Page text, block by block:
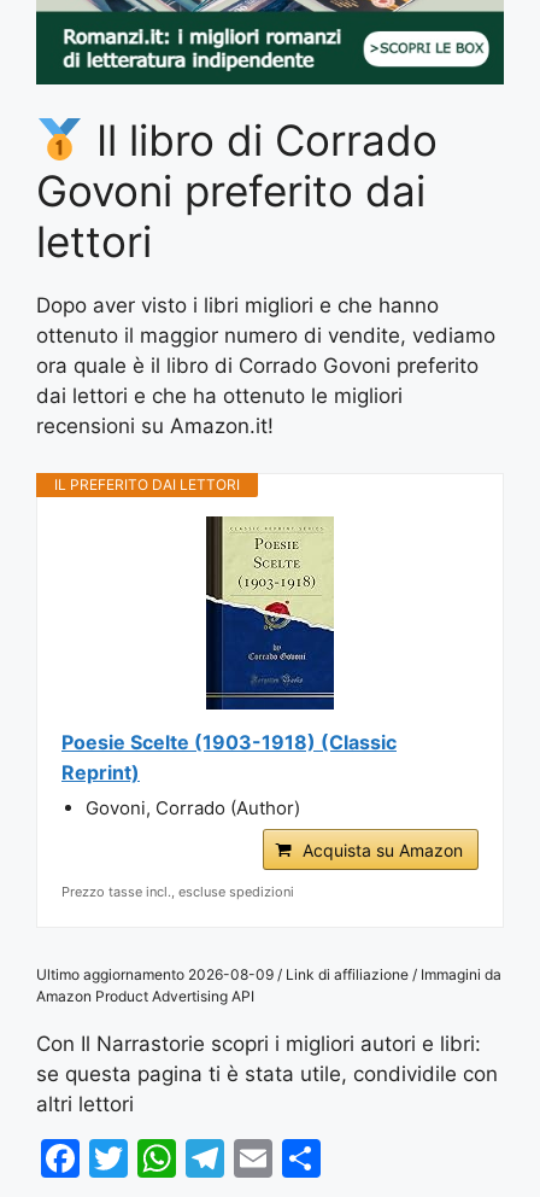
Il libro di Corrado
Govoni preferito dai
lettori
Dopo aver visto i libri migliori e che hanno
ottenuto il maggior numero di vendite, vediamo
ora quale è il libro di Corrado Govoni preferito
dai lettori e che ha ottenuto le migliori
recensioni su Amazon.it!
IL PREFERITO DAI LETTORI
Poesie Scelte (1903-1918) (Classic
Reprint)
Govoni, Corrado (Author)
Acquista su Amazon
Prezzo tasse incl., escluse spedizioni
Ultimo aggiornamento 2026-08-09 / Link di affiliazione / Immagini da
Amazon Product Advertising API
Con Il Narrastorie scopri i migliori autori e libri:
se questa pagina ti è stata utile, condividile con
altri lettori
F
T
W T
E